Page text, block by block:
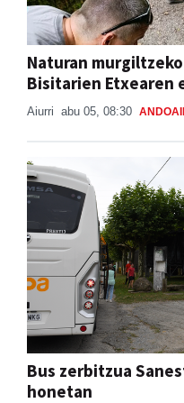
Naturan
Bisitarien Etxearen
Aiurri abu 05, 08:30
Bus zerbitzua
honetan